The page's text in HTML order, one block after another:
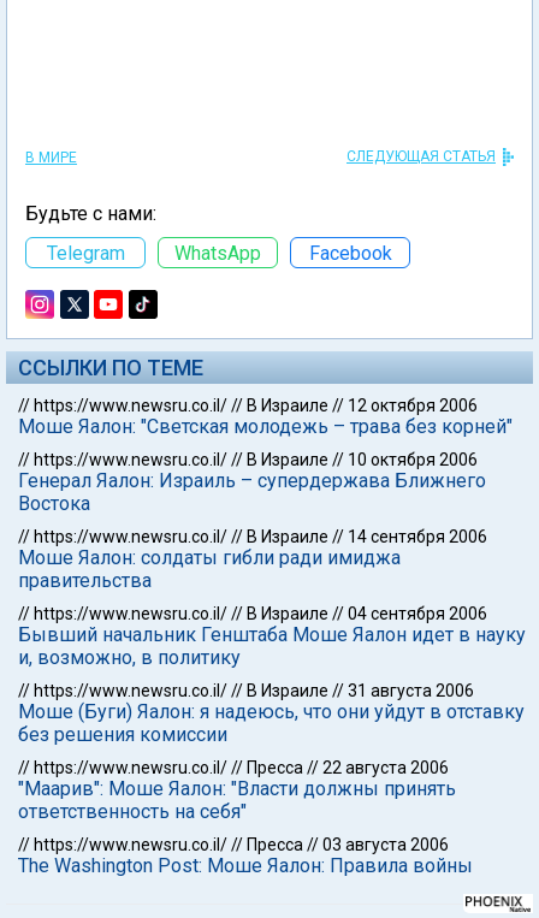
В МИРЕ СЛЕДУЮЩАЯ СТАТЬЯ
Будьте с нами:
Telegram
WhatsApp Facebook
ССЫЛКИ ПО ТЕМЕ
// https://www.newsru.co.il/// В Израиле // 12 октября 2006
Моше Яалон: "Светская молодежь – трава без корней"
// https://www.newsru.co.il/// В Израиле // 10 октября 2006
Генерал Яалон: Израиль – супердержава Ближнего
Востока
// https://www.newsru.co.il/// В Израиле // 14 сентября 2006
Моше Яалон: солдаты гибли ради имиджа
правительства
// https://www.newsru.co.il/// В Израиле //04 сентября 2006
Бывший начальник Генштаба Моше Яалон идет в науку
и, возможно, в политику
// https://www.newsru.co.il/// В Израиле //31 августа 2006
Моше (Буги) Яалон: я надеюсь, что они уйдут в отставку
без решения комиссии
// https://www.newsru.co.il/// Пресса //22 августа 2006
"Маарив": Моше Яалон: "Власти должны принять
ответственность на себя"
// https://www.newsru.co.il/// Пресса //03 августа 2006
The Washington Post: Моше Яалон: Правила войны